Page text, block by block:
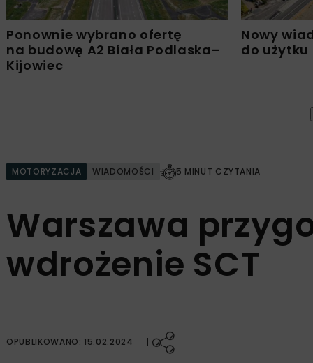
Ponownie wybrano ofertę
na budowę A2 Biała Podlaska–
Kijowiec
Nowy
do użytku
MOTORYZACJA WIADOMOŚCI 5 MINUT CZYTANIA
Warszawa
wdrożenie SCT
OPUBLIKOWANO: 15.02.2024